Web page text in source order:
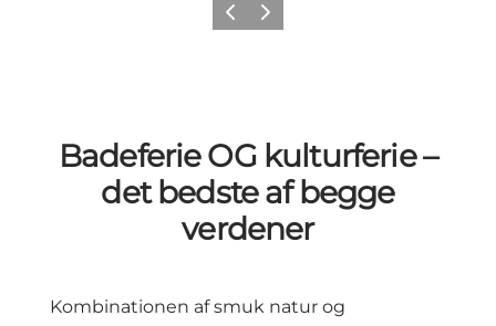
ForrigeNæste
Badeferie OG kulturferie –
det bedste af begge
verdener
Kombinationen af smuk natur og